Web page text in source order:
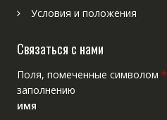
Условия и положения
Связаться с нами
Поля, помеченные символом *
заполнению
имя